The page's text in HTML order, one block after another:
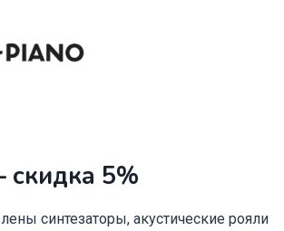
5%
синтезаторы, акустические рояли